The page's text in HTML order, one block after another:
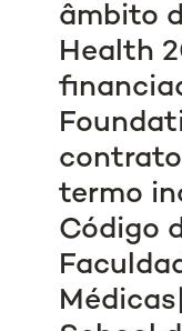
âmbito
Health
termo
Código